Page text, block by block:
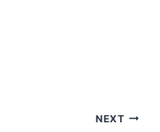
NEXT